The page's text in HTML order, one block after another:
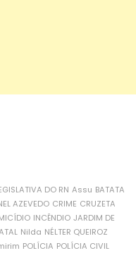
DO RN Assu BATATA
AZEVEDO CRIME CRUZETA
INCÊNDIO JARDIM DE
Nilda NÉLTER QUEIROZ
POLÍCIA POLÍCIA CIVIL